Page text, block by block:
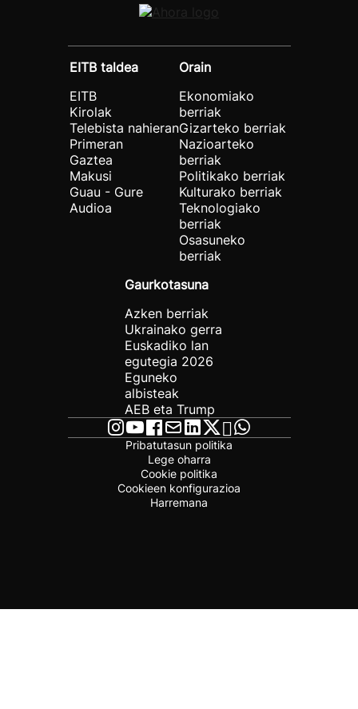
EITB taldea
EITB
Kirolak
Telebista nahieran
Primeran
Gaztea
Makusi
Guau - Gure
Audioa
Orain
Ekonomiako
berriak
Gizarteko berriak
Nazioarteko
berriak
Politikako berriak
Kulturako berriak
Teknologiako
berriak
Osasuneko
berriak
Gaurkotasuna
Azken berriak
Ukrainako gerra
Euskadiko lan
egutegia 2026
Eguneko
albisteak
AEB eta Trump
Pribatutasun politika
Lege oharra
Cookie politika
Cookieen konfigurazioa
Harremana